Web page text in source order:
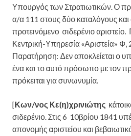
Υπουργός των Στρατιωτικών. Ο
α/α 111 στους δύο καταλόγους και
προτεινόμενο σιδερένιο
Κεντρική-Υπηρεσία «Αριστεία»
Παρατήρηση: Δεν αποκλείεται ο
ένα και το αυτό πρόσωπο με τον
πρόκειται για συνωνυμία.
[Κων/νος Κε(η)χρινιώτης
σιδερένιο. Στις 6 10βρίου 1841
απονομής αριστείου και